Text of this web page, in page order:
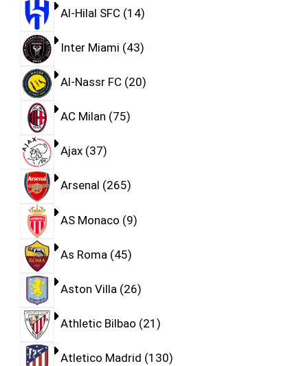
Al-Hilal SFC 14
Inter Miami 43
Al-Nassr FC 20
AC Milan 75
Ajax 37
Arsenal 265
AS Monaco 9
As Roma 45
Aston Villa 26
Athletic Bilbao 21
Atletico Madrid 130